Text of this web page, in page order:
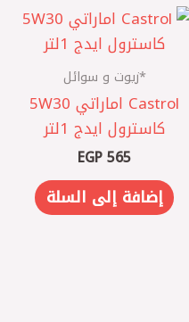
*زيوت و سوائل
Castrol اماراتي 5W30
كاسترول ايدج 1لتر
EGP565
إضافة إلى السلة